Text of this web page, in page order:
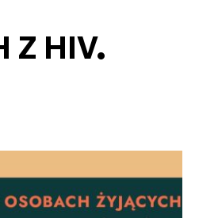
Z HIV.